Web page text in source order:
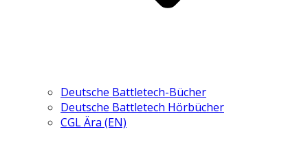
Deutsche Battletech-Bücher
Deutsche Battletech Hörbücher
CGL Ära (EN)